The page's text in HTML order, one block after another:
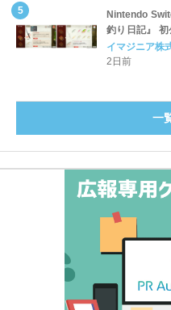
Nintendo
釣り日記』
公開！
イマジニア株
2日前
一